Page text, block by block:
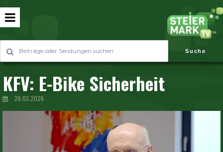
Suche
KFV: E-Bike Sicherheit
26.03.2026